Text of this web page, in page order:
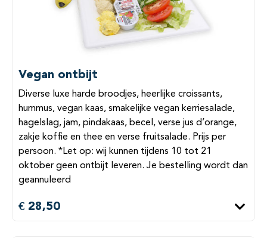
Vegan ontbijt
Diverse luxe harde broodjes, heerlijke croissants,
hummus, vegan kaas, smakelijke vegan kerriesalade,
hagelslag, jam, pindakaas, becel, verse jus d’orange,
zakje koffie en thee en verse fruitsalade. Prijs per
persoon. *Let op: wij kunnen tijdens 10 tot 21
oktober geen ontbijt leveren. Je bestelling wordt dan
geannuleerd
€ 28,50